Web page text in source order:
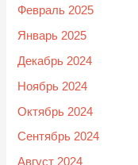
Февраль 2025
Январь 2025
Декабрь 2024
Ноябрь 2024
Октябрь 2024
Сентябрь 2024
Август 2024